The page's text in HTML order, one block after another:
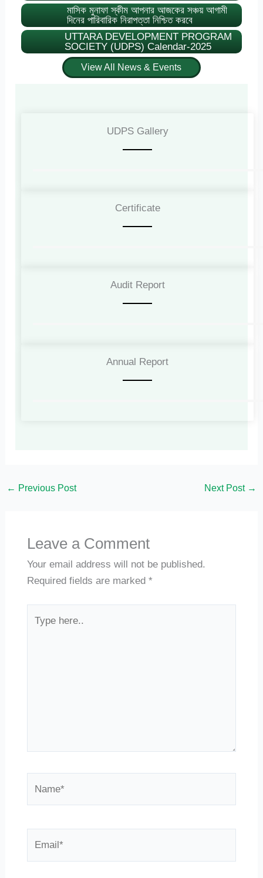
মাসিক মুনাফা স্কীম আপনার আজকের সঞ্চয় আগামী
দিনের পারিবারিক নিরাপত্তা নিশ্চিত করবে
UTTARA DEVELOPMENT PROGRAM
SOCIETY (UDPS) Calendar-2025
View All News & Events
UDPS Gallery​
Certificate
Audit Report
Annual Report
← Previous Post Next Post →
Leave a Comment
Your email address will not be published.
Required fields are marked *
here..